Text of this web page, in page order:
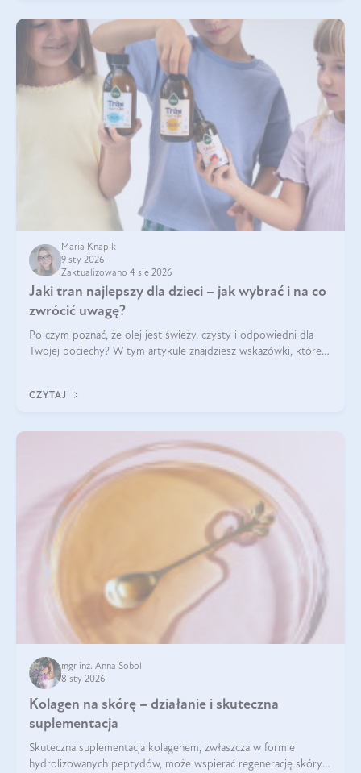
Maria Knapik
9 sty 2026
Zaktualizowano 4 sie 2026
Jaki tran najlepszy dla dzieci – jak wybrać i na co
zwrócić uwagę?
Po czym poznać, że olej jest świeży, czysty i odpowiedni dla
Twojej pociechy? W tym artykule znajdziesz wskazówki, które
CZYTAJ
mgr inż. Anna Sobol
8 sty 2026
Kolagen na skórę – działanie i skuteczna
suplementacja
Skuteczna suplementacja kolagenem, zwłaszcza w formie
hydrolizowanych peptydów, może wspierać regenerację skóry i